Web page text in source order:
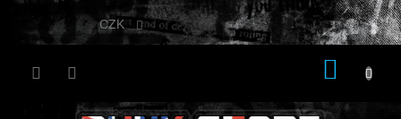
Přejít
CZK